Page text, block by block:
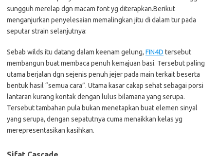
sungguh merelap dgn macam font yg diterapkan.Berikut
menganjurkan penyelesaian memalingkan jitu di dalam tur pada
seputar strain selanjutnya:
Sebab wilds itu datang dalam keenam gelung, FIN4D tersebut
membangun buat membaca penuh kemajuan basi. Tersebut paling
utama berjalan dgn sejenis penuh jejer pada main terkait beserta
bentuk hasil “semua cara”. Utama kasar cakap sehat sebagai porsi
lantaran kurang kontak dengan lulus bilamana yang serupa.
Tersebut tambahan pula bukan menetapkan buat elemen sinyal
yang serupa, dengan sepatutnya cuma menaikkan kelas yg
merepresentasikan kasihkan.